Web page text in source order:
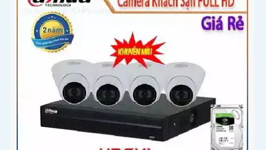
chặn các vụ trộm cắp xảy ra ngoài ý muốn.